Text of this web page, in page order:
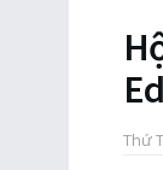
Thứ